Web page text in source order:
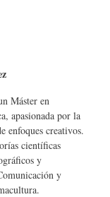
Máster en
apasionada por la
enfoques creativos.
científicas
y
y